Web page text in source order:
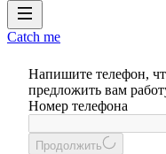
Catch me
Напишите телефон,
предложить вам
Номер телефона
Продолжить